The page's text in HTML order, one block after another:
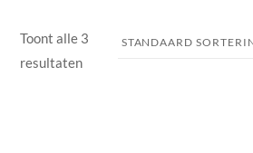
Toont alle 3
resultaten